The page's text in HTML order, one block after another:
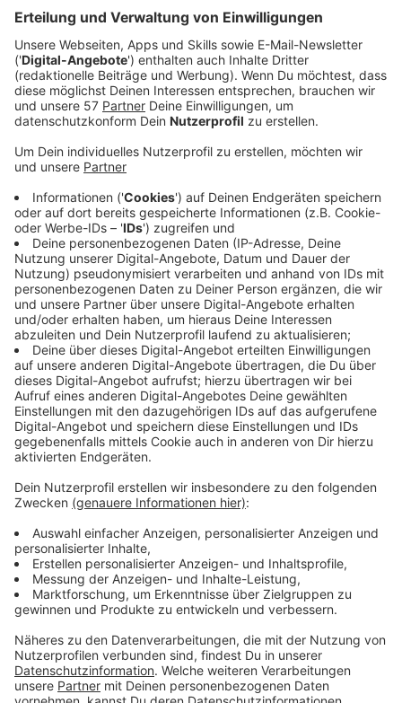
Die Durchlässe sollen künftig mehr Wasser aufnehmen
ist, Überschwemmungen – wie am Gut Hausen in der
Vergangenheit schon geschehen – zu verhindern.
Die eigentlichen Bauarbeiten starten voraussichtlich
Fällarbeiten abgeschlossen sein - aus
naturschutzrechtlichen Gründen (u. a. beginnt danach
das Brutgeschäft der Vögel).
Anzeige
Ergänzende Infos des Wasserverbands Eifel-
Rur:
Anzeige
"Ein zu ertüchtigender Durchlass des Bachs befindet
sich am Hundesportplatz oberhalb von Gut Hausen.
Dort wird das bisherige, vier Meter lange Kreisprofil mit
einem Innendurchmesser von einem Meter durch ein
Kastenprofil mit einer Breite von 2,50 Meter und einer
Höhe von 1,80 Meter ebenfalls auf der Länge von vier
Metern ersetzt.
Ein zweiter Durchlass unterquert die Hausener Gasse
auf Höhe des Guts und leitet den Hochwasser-
Abschlag des Schwarzbaches direkt in das